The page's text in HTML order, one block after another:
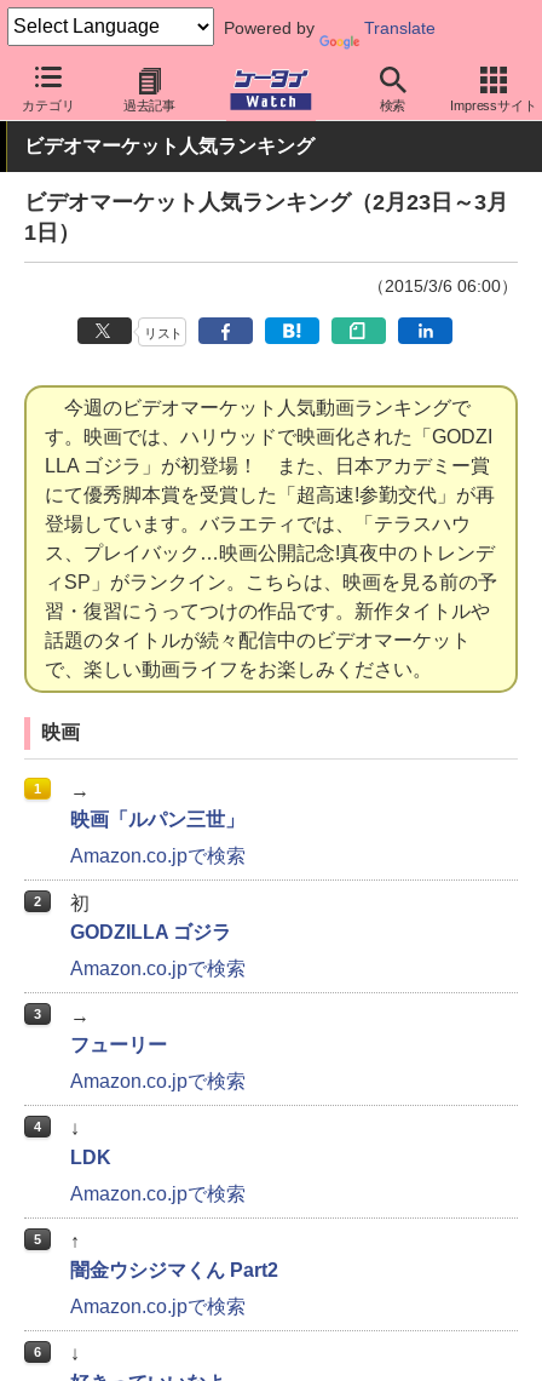
Powered by Translate
カテゴリ 過去記事 検索 Impressサイト
ケータイ Watch 業界動向 調査
ビデオマーケット人気ランキング
ビデオマーケット人気ランキング（2月23日～3月
1日）
（2015/3/6 06:00）
リスト
今週のビデオマーケット人気動画ランキングで
す。映画では、ハリウッドで映画化された「GODZI
LLA ゴジラ」が初登場！ また、日本アカデミー賞
にて優秀脚本賞を受賞した「超高速!参勤交代」が再
登場しています。バラエティでは、「テラスハウ
ス、プレイバック…映画公開記念!真夜中のトレンデ
ィSP」がランクイン。こちらは、映画を見る前の予
習・復習にうってつけの作品です。新作タイトルや
話題のタイトルが続々配信中のビデオマーケット
で、楽しい動画ライフをお楽しみください。
映画
1
→
映画「ルパン三世」
Amazon.co.jpで検索
2
初
GODZILLA ゴジラ
Amazon.co.jpで検索
3
→
フューリー
Amazon.co.jpで検索
4
↓
LDK
Amazon.co.jpで検索
5
↑
闇金ウシジマくん Part2
Amazon.co.jpで検索
6
↓